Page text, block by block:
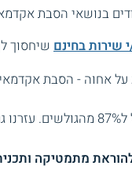
בנושאי הסבת
שירות בחינם שיחסוך
על אחוה - הסבת
עזרנו
מתמטיקה